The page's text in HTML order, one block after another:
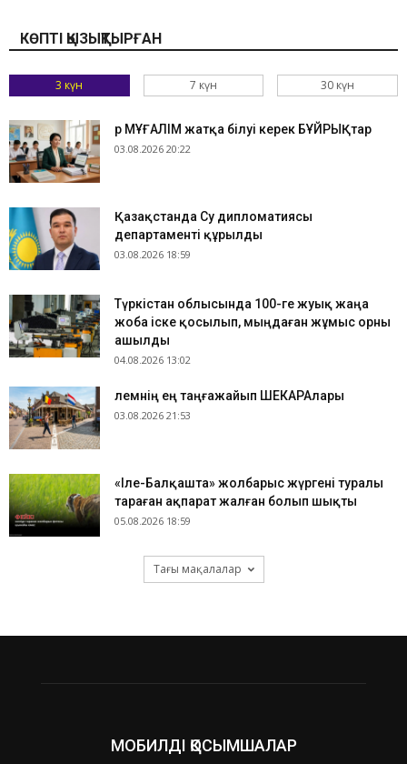
КӨПТІ ҚЫЗЫҚТЫРҒАН
3 күн 7 күн 30 күн
Әр МҰҒАЛІМ жатқа білуі керек БҰЙРЫҚтар
03.08.2026 20:22
Қазақстанда Су дипломатиясы
департаменті құрылды
03.08.2026 18:59
Түркістан облысында 100-ге жуық жаңа
жоба іске қосылып, мыңдаған жұмыс орны
ашылды
04.08.2026 13:02
​Әлемнің ең таңғажайып ШЕКАРАлары
03.08.2026 21:53
«Іле-Балқашта» жолбарыс жүргені туралы
тараған ақпарат жалған болып шықты
05.08.2026 18:59
Тағы мақалалар
МОБИЛДІ ҚОСЫМШАЛАР